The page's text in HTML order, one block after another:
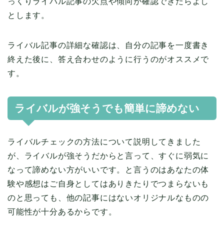
とします。
ライバル記事の詳細な確認は、自分の記事を一度書き
終えた後に、答え合わせのように行うのがオススメで
す。
ライバルが強そうでも簡単に諦めない
ライバルチェックの方法について説明してきました
が、ライバルが強そうだからと言って、すぐに弱気に
なって諦めない方がいいです。と言うのはあなたの体
験や感想はご自身としてはありきたりでつまらないも
のと思っても、他の記事にはないオリジナルなものの
可能性が十分あるからです。